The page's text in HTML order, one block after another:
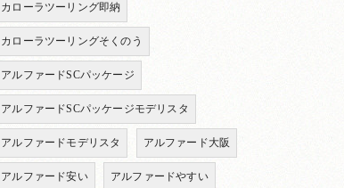
カローラツーリング即納
カローラツーリングそくのう
アルファードSCパッケージ
アルファードSCパッケージモデリスタ
アルファードモデリスタ アルファード大阪
アルファード安い アルファードやすい